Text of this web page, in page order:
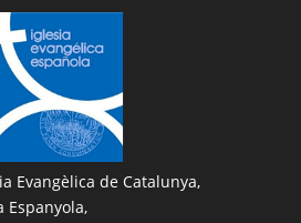
Evangèlica de Catalunya,
Espanyola,